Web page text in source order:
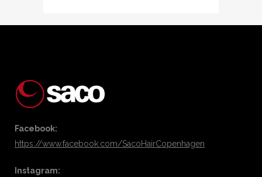
Facebook:
https://www.facebook.com/SacoHairCopenhagen
Instagram: